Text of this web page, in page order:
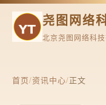
尧图网络
北京尧图网络科
首页/资讯中心/正文